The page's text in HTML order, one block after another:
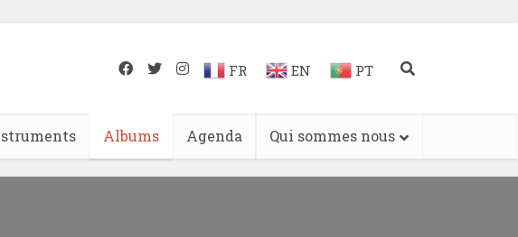
FR EN PT
Albums Agenda Qui sommes nous